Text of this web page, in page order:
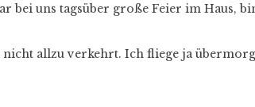
uns tagsüber große Feier im Haus,
allzu verkehrt. Ich fliege ja